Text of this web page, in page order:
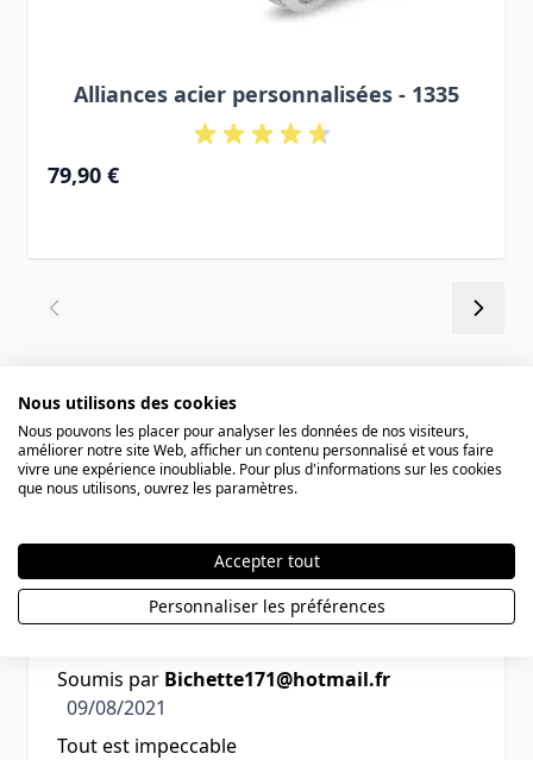
Alliances acier personnalisées - 1335
79,90 €
Avis des clients
Rating
Soumis par Bichette171@hotmail.fr
9 août 2021
09/08/2021
Tout est impeccable
Nous utilisons des cookies
Nous pouvons les placer pour analyser les données de nos visiteurs,
améliorer notre site Web, afficher un contenu personnalisé et vous faire
vivre une expérience inoubliable. Pour plus d'informations sur les cookies
que nous utilisons, ouvrez les paramètres.
Accepter tout
Personnaliser les préférences